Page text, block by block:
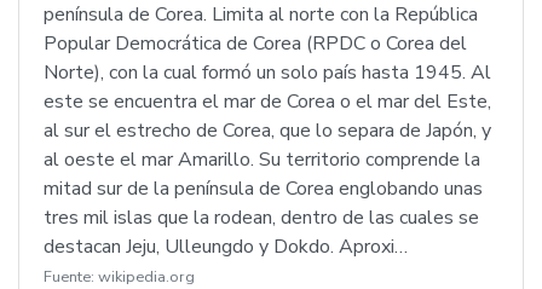
península de Corea. Limita al norte con la República
Popular Democrática de Corea (RPDC o Corea del
Norte), con la cual formó un solo país hasta 1945. Al
este se encuentra el mar de Corea o el mar del Este,
al sur el estrecho de Corea, que lo separa de Japón, y
al oeste el mar Amarillo. Su territorio comprende la
mitad sur de la península de Corea englobando unas
tres mil islas que la rodean, dentro de las cuales se
destacan Jeju, Ulleungdo y Dokdo. Aproxi…
Fuente: wikipedia.org